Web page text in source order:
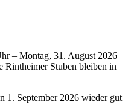
– Montag, 31. August 2026
Rintheimer Stuben bleiben in
1. September 2026 wieder gut